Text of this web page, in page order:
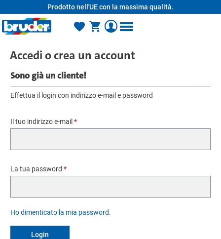
Prodotto nell'UE con la massima qualità.
Accedi o crea un account
Sono già un cliente!
Effettua il login con indirizzo e-mail e password
Il tuo indirizzo e-mail *
La tua password *
Ho dimenticato la mia password.
Login